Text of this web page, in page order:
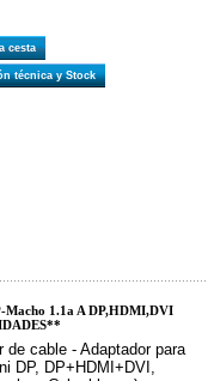
cesta
técnica y Stock
1.1a A DP,HDMI,DVI
de cable - Adaptador para
DP, DP+HDMI+DVI,